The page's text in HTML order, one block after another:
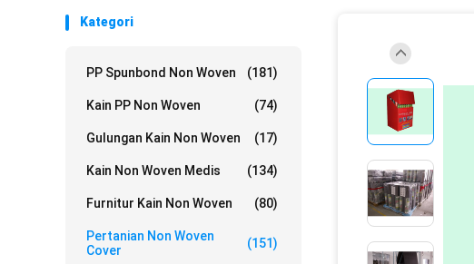
Kategori
PP Spunbond Non Woven (181)
Kain PP Non Woven (74)
Gulungan Kain Non Woven (17)
Kain Non Woven Medis (134)
Furnitur Kain Non Woven (80)
Pertanian Non Woven
Cover
(151)